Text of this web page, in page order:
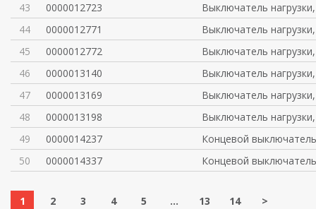
43
0000012723
Выключатель
44
0000012771
Выключатель
45
0000012772
Выключатель
46
0000013140
Выключатель
47
0000013169
Выключатель
48
0000013198
Выключатель
49
0000014237
Концевой выключатель
50
0000014337 Концевой выключатель
1 2 3 4 5 ... 13 14 >